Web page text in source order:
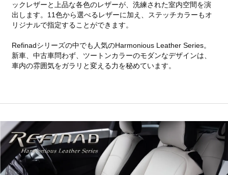
ックレザーと上品な各色のレザーが、洗練された室内空間を演
出します。11色から選べるレザーに加え、ステッチカラーもオ
リジナルで指定することができます。
Refinadシリーズの中でも人気のHarmonious Leather Series。
新車、中古車問わず、ツートンカラーのモダンなデザインは、
車内の雰囲気をガラリと変える力を秘めています。